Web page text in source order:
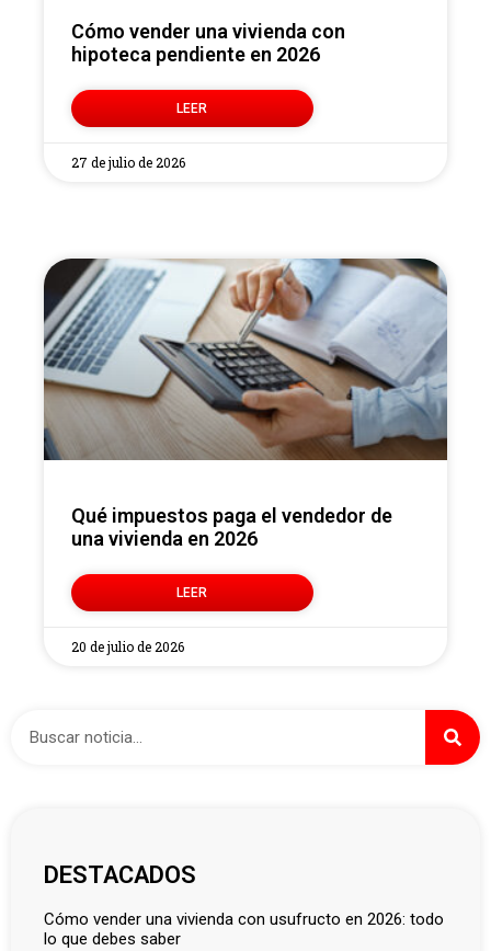
Cómo vender una vivienda con
hipoteca pendiente en 2026
LEER
27 de julio de 2026
Qué impuestos paga el vendedor de
una vivienda en 2026
LEER
20 de julio de 2026
DESTACADOS
cómo vender una vivienda con usufructo en 2026: todo
lo que debes saber